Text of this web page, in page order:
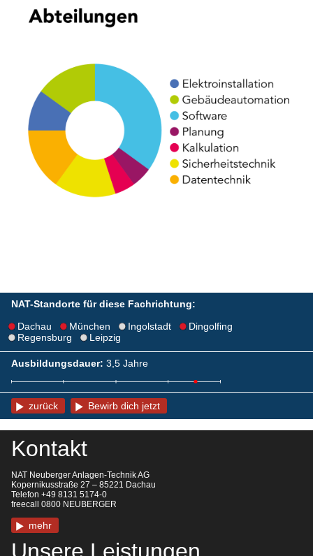
NAT-Standorte für diese Fachrichtung:
Dachau
München Ingolstadt
Dingolfing
Regensburg
Leipzig
Ausbildungsdauer: 3,5 Jahre
zurück Bewirb dich jetzt
Kontakt
NAT Neuberger Anlagen-Technik AG
Kopernikusstraße 27 – 85221 Dachau
Telefon +49 8131 5174-0
freecall 0800 NEUBERGER
mehr